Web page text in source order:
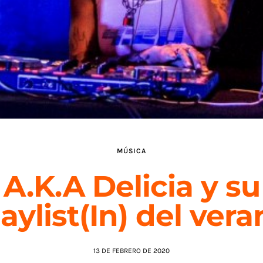
MÚSICA
A.K.A Delicia y su
del
13 DE FEBRERO DE 2020